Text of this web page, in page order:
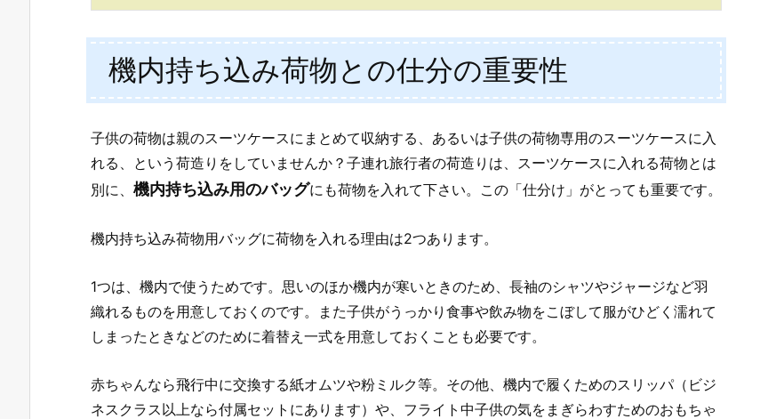
機内持ち込み荷物との仕分の重要性
子供の荷物は親のスーツケースにまとめて収納する 、あるいは子供の荷物専用のスーツケースに入
れる、という荷造りをしていませんか？ 子連れ旅行者の荷造りは、スーツケースに入れる荷物とは
別に、 機内持ち込み用のバッグにも荷物を入れて下さい。この「仕分け」がとっても重要です。
機内持ち込み荷物用バッグに荷物を入れる理由は2つあります。
1つは、機内で使うためです。思いのほか機内が寒いときのため、長袖のシャツやジャージなど羽
織れるものを用意しておくのです。また子供がうっかり食事や飲み物をこぼして服がひどく濡れて
しまったときなどのために着替え一式を用意しておくことも必要です。
赤ちゃんなら飛行中に交換する紙オムツや粉ミルク等。その他、機内で履くためのスリッパ（ビジ
ネスクラス以上なら付属セットにあります）や、フライト中子供の気をまぎらわすためのおもちゃ